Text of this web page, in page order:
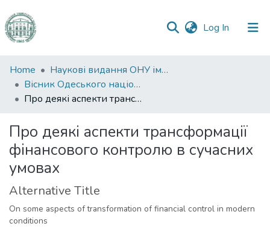
Log In (current)
Communities
&
Collections
Statistics
Home
Наукові видання ОНУ імені І. І. Мечникова
Вісник Одеського національного університету. Правознавство
Про деякі аспекти трансформації фінансового контролю в сучасних умовах
Про деякі аспекти трансформації
фінансового контролю в сучасних
умовах
Alternative Title
On some aspects of transformation of financial control in modern
conditions